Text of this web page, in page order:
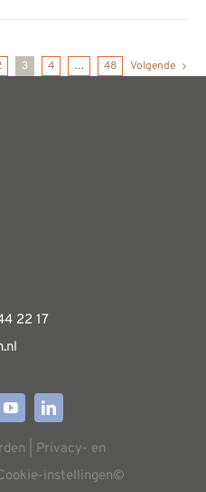
optie
3 4 … 48 Volgende
&
4 22 17
.nl
Privacy- en
instellingen©